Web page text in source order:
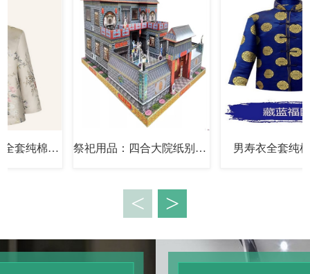
女寿衣素净系列全套纯棉七件套 祭祀用品：四合大院纸别墅成品纸扎楼房
< >